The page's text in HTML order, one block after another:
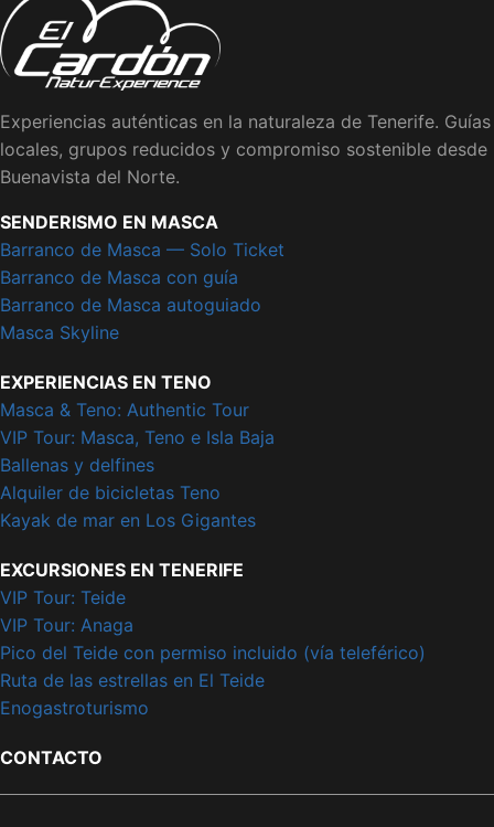
Experiencias auténticas en la naturaleza de Tenerife. Guías
locales, grupos reducidos y compromiso sostenible desde
Buenavista del Norte.
SENDERISMO EN MASCA
Barranco de Masca — Solo Ticket
Barranco de Masca con guía
Barranco de Masca autoguiado
Masca Skyline
EXPERIENCIAS EN TENO
Masca & Teno: Authentic Tour
VIP Tour: Masca, Teno e Isla Baja
Ballenas y delfines
Alquiler de bicicletas Teno
Kayak de mar en Los Gigantes
EXCURSIONES EN TENERIFE
VIP Tour: Teide
VIP Tour: Anaga
Pico del Teide con permiso incluido (vía teleférico)
Ruta de las estrellas en El Teide
Enogastroturismo
CONTACTO